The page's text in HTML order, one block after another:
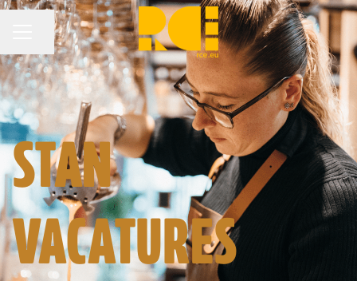
CARRIÈREMENU
Pagina delen
STAN
VACATURES